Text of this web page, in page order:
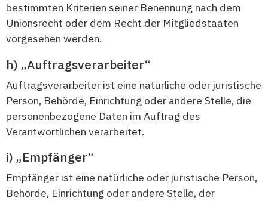
bestimmten Kriterien seiner Benennung nach dem
Unionsrecht oder dem Recht der Mitgliedstaaten
vorgesehen werden.
„Auftragsverarbeiter“
Auftragsverarbeiter ist eine natürliche oder juristische
Person, Behörde, Einrichtung oder andere Stelle, die
personenbezogene Daten im Auftrag des
Verantwortlichen verarbeitet.
„Empfänger“
Empfänger ist eine natürliche oder juristische Person,
Behörde, Einrichtung oder andere Stelle, der